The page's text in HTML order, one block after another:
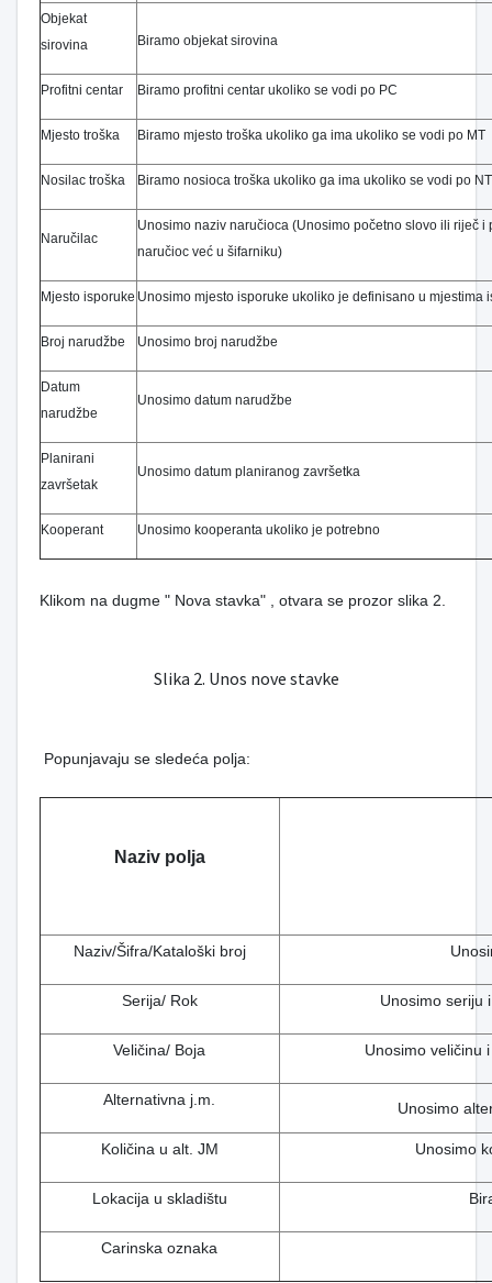
Objekat
sirovina
Biramo objekat sirovina
Profitni centar Biramo profitni centar ukoliko se vodi po PC
Mjesto troška Biramo mjesto troška ukoliko ga ima ukoliko se vodi po MT
Nosilac troška Biramo nosioca troška ukoliko ga ima ukoliko se vodi po NT
Naručilac
Unosimo naziv naručioca (Unosimo početno slovo ili riječ
naručioc već u šifarniku)
Mjesto isporuke Unosimo mjesto isporuke ukoliko je definisano u mjestima
Broj narudžbe Unosimo broj narudžbe
Datum
narudžbe
Unosimo datum narudžbe
Planirani
završetak
Unosimo datum planiranog završetka
Kooperant Unosimo kooperanta ukoliko je potrebno
Klikom na dugme " Nova stavka" , otvara se prozor slika 2.
Slika 2. Unos nove stavke
Popunjavaju se sledeća polja:
Naziv polja
Naziv/Šifra/Kataloški broj
Serija/ Rok Unosimo seriju
Veličina/ Boja Unosimo veličinu
Alternativna j.m. Unosimo
Količina u alt. JM Unosimo
Lokacija u skladištu
Carinska oznaka